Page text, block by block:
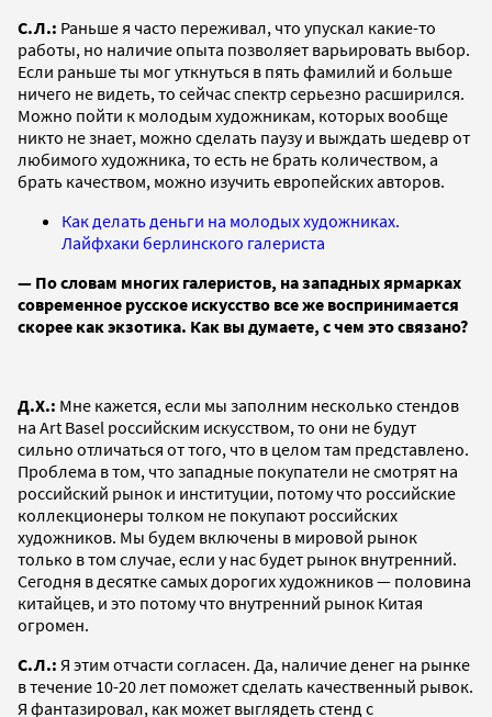
С.Л.: Раньше я часто переживал, что упускал какие-то
работы, но наличие опыта позволяет варьировать выбор.
Если раньше ты мог уткнуться в пять фамилий и больше
ничего не видеть, то сейчас спектр серьезно расширился.
Можно пойти к молодым художникам, которых вообще
никто не знает, можно сделать паузу и выждать шедевр от
любимого художника, то есть не брать количеством, а
брать качеством, можно изучить европейских авторов.
Как делать деньги на молодых художниках.
Лайфхаки берлинского галериста
— По словам многих галеристов, на западных ярмарках
современное русское искусство все же воспринимается
скорее как экзотика. Как вы думаете, с чем это связано?
Д.Х.: Мне кажется, если мы заполним несколько стендов
на Аrt Basel российским искусством, то они не будут
сильно отличаться от того, что в целом там представлено.
Проблема в том, что западные покупатели не смотрят на
российский рынок и институции, потому что российские
коллекционеры толком не покупают российских
художников. Мы будем включены в мировой рынок
только в том случае, если у нас будет рынок внутренний.
Сегодня в десятке самых дорогих художников — половина
китайцев, и это потому что внутренний рынок Китая
огромен.
С.Л.: Я этим отчасти согласен. Да, наличие денег на рынке
в течение 10-20 лет поможет сделать качественный рывок.
Я фантазировал, как может выглядеть стенд с